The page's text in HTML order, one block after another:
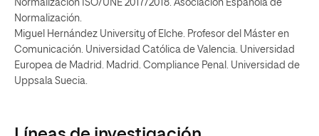
Normalización ISO/UNE 2017/2018. Asociación Española de
Normalización.
Miguel Hernández University of Elche. Profesor del Máster en
Comunicación. Universidad Católica de Valencia. Universidad
Europea de Madrid. Madrid. Compliance Penal. Universidad de
Uppsala Suecia.